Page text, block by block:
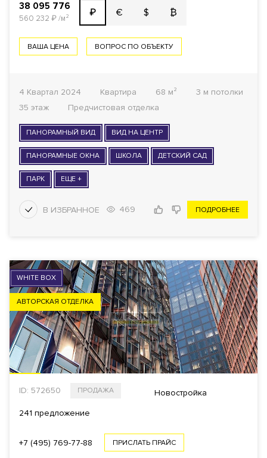
38 095 776
560 232 ₽/м² ₽ € $ ₿
ВАША ЦЕНА ВОПРОС ПО ОБЪЕКТУ
4 Квартал 2024 Квартира 68 м²
3 м потолки
35 этаж
Предчистовая отделка
ПАНОРАМНЫЙ ВИД ВИД НА ЦЕНТР
ПАНОРАМНЫЕ ОКНА ШКОЛА ДЕТСКИЙ САД
ПАРК ЕЩЕ +
469 ПОДРОБНЕЕ
WHITE BOX
АВТОРСКАЯ ОТДЕЛКА
ID: 572650 ПРОДАЖА Новостройка
241 предложение
+7 (495) 769-77-88 ПРИСЛАТЬ ПРАЙС